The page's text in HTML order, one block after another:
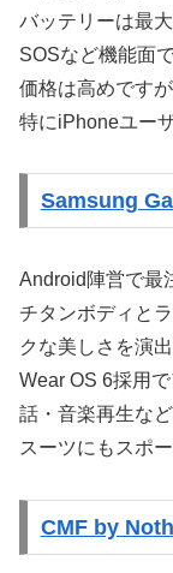
バッテリーは最
SOSなど機能面
価格は高めです
特にiPhoneユー
Samsung
Android陣営で最
チタンボディと
クな美しさを演出
Wear OS 6採用
話・音楽再生な
スーツにもスポ
CMF by